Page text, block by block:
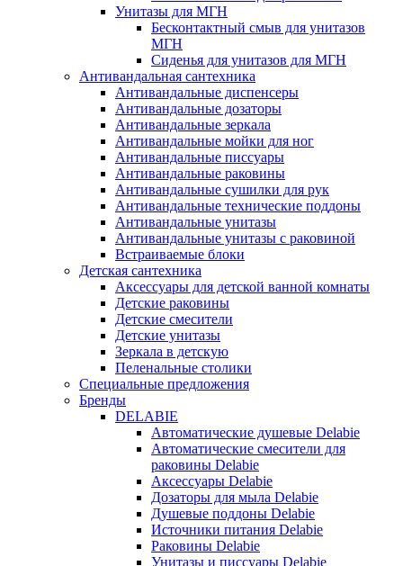
Унитазы для МГН
Бесконтактный смыв для унитазов
МГН
Сиденья для унитазов для МГН
Антивандальная сантехника
Антивандальные диспенсеры
Антивандальные дозаторы
Антивандальные зеркала
Антивандальные мойки для ног
Антивандальные писсуары
Антивандальные раковины
Антивандальные сушилки для рук
Антивандальные технические поддоны
Антивандальные унитазы
Антивандальные унитазы с раковиной
Встраиваемые блоки
Детская сантехника
Аксессуары для детской ванной комнаты
Детские раковины
Детские смесители
Детские унитазы
Зеркала в детскую
Пеленальные столики
Специальные предложения
Бренды
DELABIE
Автоматические душевые Delabie
Автоматические смесители для
раковины Delabie
Аксессуары Delabie
Дозаторы для мыла Delabie
Душевые поддоны Delabie
Источники питания Delabie
Раковины Delabie
Унитазы и писсуары Delabie